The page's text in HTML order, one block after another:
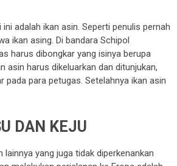
adalah ikan asin. Seperti penulis pernah
ikan asing. Di bandara Schipol
harus dibongkar yang isinya berupa
asin harus dikeluarkan dan ditunjukan,
pada para petugas. Setelahnya ikan asin
DAN KEJU
lainnya yang juga tidak diperkenankan